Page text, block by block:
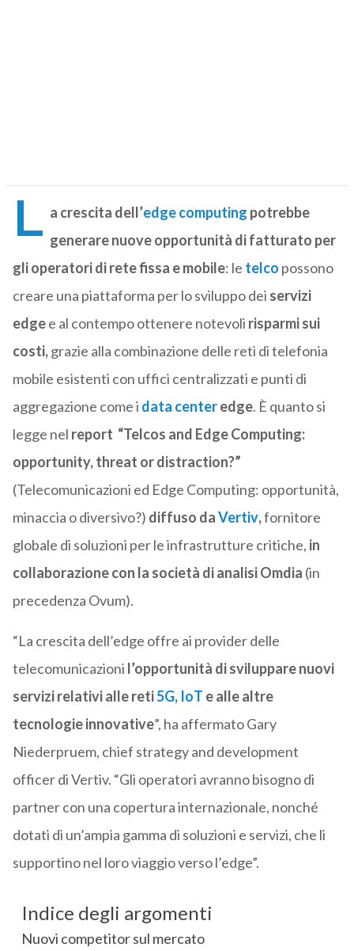
L a crescita dell’edge computing potrebbe
generare nuove opportunità di fatturato per
gli operatori di rete fissa e mobile: le telco possono
creare una piattaforma per lo sviluppo dei servizi
edgee al contempo ottenere notevoli risparmi sui
costi,grazie alla combinazione delle reti di telefonia
mobile esistenti con uffici centralizzati e punti di
aggregazione come i data centeredge. È quanto si
legge nel report “Telcos and Edge Computing:
opportunity, threat or distraction?”
(Telecomunicazioni ed Edge Computing: opportunità,
minaccia o diversivo?) diffuso daVertiv,fornitore
globale di soluzioni per le infrastrutture critiche, in
collaborazione con la società di analisi Omdia (in
precedenza Ovum).
“La crescita dell’edge offre ai provider delle
telecomunicazioni l’opportunità di sviluppare nuovi
servizi relativi alle reti5G, IoT e alle altre
tecnologie innovative”, ha affermato Gary
Niederpruem, chief strategy and development
officer di Vertiv. “Gli operatori avranno bisogno di
partner con una copertura internazionale, nonché
dotati di un’ampia gamma di soluzioni e servizi, che li
supportino nel loro viaggio verso l’edge”.
Indice degli argomenti
Nuovi competitor sul mercato